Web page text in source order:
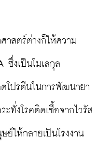
าสตร์ต่างก็ให้ความ
ซึ่งเป็นโมเลกุล
โปรตีนในการพัฒนายา
ะทั่งโรคติดเชื้อจากไวรัส
ย์ให้กลายเป็นโรงงาน